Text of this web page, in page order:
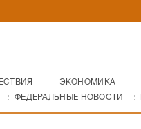
ЭКОНОМИКА
ФЕДЕРАЛЬНЫЕ НОВОСТИ